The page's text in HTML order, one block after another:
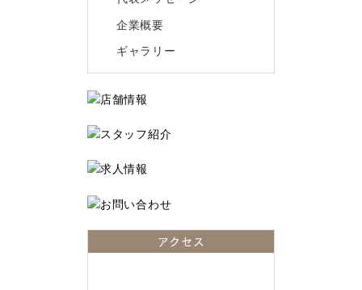
企業概要
ギャラリー
アクセス